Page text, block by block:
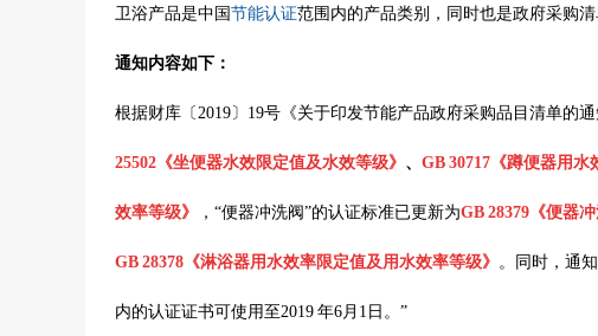
卫浴产品是中国 节能认证范围内的产品类别，同时也是政府采购
通知内容如下：
根据财库〔2019〕19号《关于印发节能产品政府采购品目清单的
25502《坐便器水效限定值及水效等级》 、 GB 30717《蹲便器用水
效率等级》 ，“便器冲洗阀”的认证标准已更新为GB 28379《便器
GB 28378《淋浴器用水效率限定值及用水效率等级》 。同时，通
内的认证证书可使用至2019 年6月1日。”